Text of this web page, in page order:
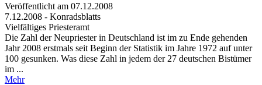
Veröffentlicht am 07­.12.2008
7.12.2008 - Konradsblatts
Vielfältiges Priesteramt
Die Zahl der Neupriester in Deutschland ist im zu Ende gehenden
Jahr 2008 erstmals seit Beginn der Statistik im Jahre 1972 auf unter
100 gesunken. Was diese Zahl in jedem der 27 deutschen Bistümer
im ...
Mehr